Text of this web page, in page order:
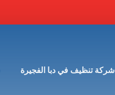
شركة تنظيف في دبا الفجيرة